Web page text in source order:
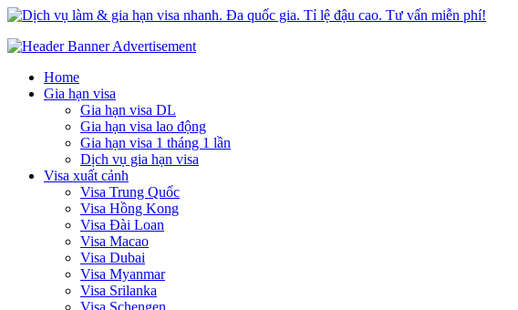
Dịch vụ làm & gia hạn visa nhanh. Đa quốc gia. Tỉ lệ đậu cao. Tư vấn miễn phí!
Home
Gia hạn visa
Gia hạn visa DL
Gia hạn visa lao động
Gia hạn visa 1 tháng 1 lần
Dịch vụ gia hạn visa
Visa xuất cảnh
Visa Trung Quốc
Visa Hồng Kong
Visa Đài Loan
Visa Macao
Visa Dubai
Visa Myanmar
Visa Srilanka
Visa Schengen